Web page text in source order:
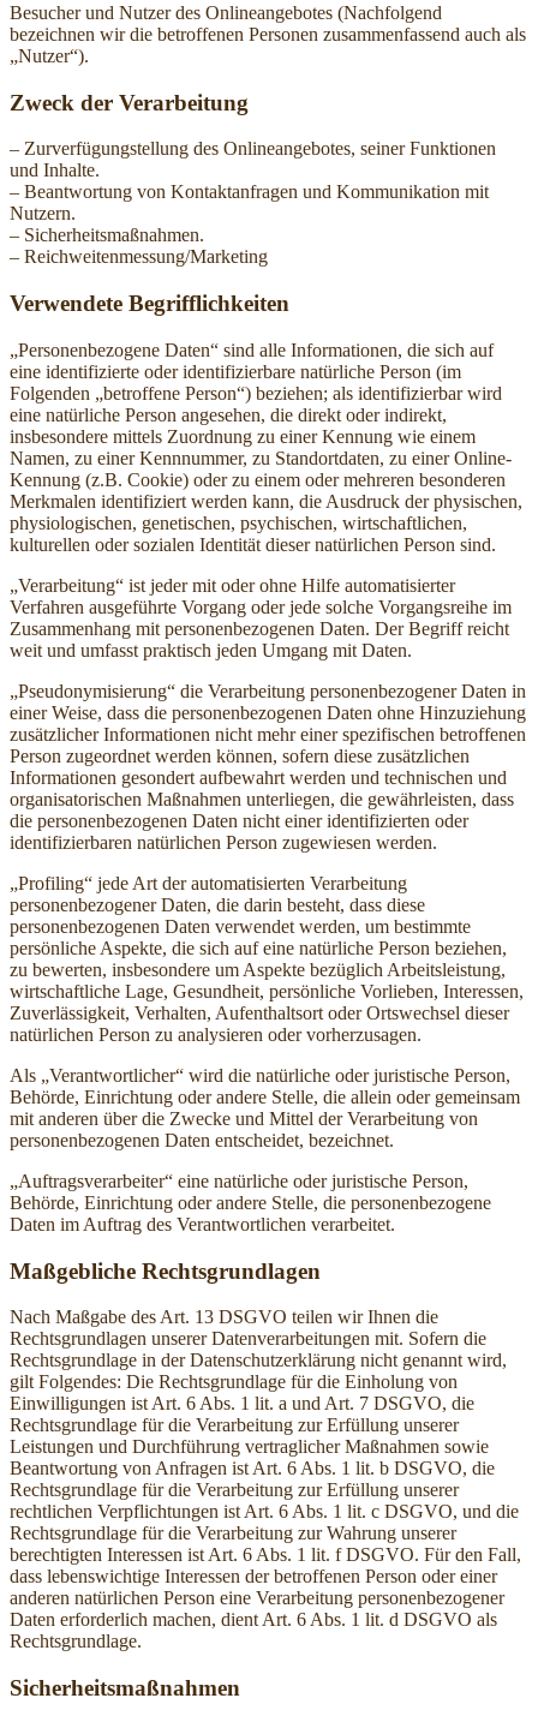
Besucher und Nutzer des Onlineangebotes (Nachfolgend
bezeichnen wir die betroffenen Personen zusammenfassend auch als
„Nutzer“).
Zweck der Verarbeitung
– Zurverfügungstellung des Onlineangebotes, seiner Funktionen
und Inhalte.
– Beantwortung von Kontaktanfragen und Kommunikation mit
Nutzern.
– Sicherheitsmaßnahmen.
– Reichweitenmessung/Marketing
Verwendete Begrifflichkeiten
„Personenbezogene Daten“ sind alle Informationen, die sich auf
eine identifizierte oder identifizierbare natürliche Person (im
Folgenden „betroffene Person“) beziehen; als identifizierbar wird
eine natürliche Person angesehen, die direkt oder indirekt,
insbesondere mittels Zuordnung zu einer Kennung wie einem
Namen, zu einer Kennnummer, zu Standortdaten, zu einer Online-
Kennung (z.B. Cookie) oder zu einem oder mehreren besonderen
Merkmalen identifiziert werden kann, die Ausdruck der physischen,
physiologischen, genetischen, psychischen, wirtschaftlichen,
kulturellen oder sozialen Identität dieser natürlichen Person sind.
„Verarbeitung“ ist jeder mit oder ohne Hilfe automatisierter
Verfahren ausgeführte Vorgang oder jede solche Vorgangsreihe im
Zusammenhang mit personenbezogenen Daten. Der Begriff reicht
weit und umfasst praktisch jeden Umgang mit Daten.
„Pseudonymisierung“ die Verarbeitung personenbezogener Daten in
einer Weise, dass die personenbezogenen Daten ohne Hinzuziehung
zusätzlicher Informationen nicht mehr einer spezifischen betroffenen
Person zugeordnet werden können, sofern diese zusätzlichen
Informationen gesondert aufbewahrt werden und technischen und
organisatorischen Maßnahmen unterliegen, die gewährleisten, dass
die personenbezogenen Daten nicht einer identifizierten oder
identifizierbaren natürlichen Person zugewiesen werden.
„Profiling“ jede Art der automatisierten Verarbeitung
personenbezogener Daten, die darin besteht, dass diese
personenbezogenen Daten verwendet werden, um bestimmte
persönliche Aspekte, die sich auf eine natürliche Person beziehen,
zu bewerten, insbesondere um Aspekte bezüglich Arbeitsleistung,
wirtschaftliche Lage, Gesundheit, persönliche Vorlieben, Interessen,
Zuverlässigkeit, Verhalten, Aufenthaltsort oder Ortswechsel dieser
natürlichen Person zu analysieren oder vorherzusagen.
Als „Verantwortlicher“ wird die natürliche oder juristische Person,
Behörde, Einrichtung oder andere Stelle, die allein oder gemeinsam
mit anderen über die Zwecke und Mittel der Verarbeitung von
personenbezogenen Daten entscheidet, bezeichnet.
„Auftragsverarbeiter“ eine natürliche oder juristische Person,
Behörde, Einrichtung oder andere Stelle, die personenbezogene
Daten im Auftrag des Verantwortlichen verarbeitet.
Maßgebliche Rechtsgrundlagen
Nach Maßgabe des Art. 13 DSGVO teilen wir Ihnen die
Rechtsgrundlagen unserer Datenverarbeitungen mit. Sofern die
Rechtsgrundlage in der Datenschutzerklärung nicht genannt wird,
gilt Folgendes: Die Rechtsgrundlage für die Einholung von
Einwilligungen ist Art. 6 Abs. 1 lit. a und Art. 7 DSGVO, die
Rechtsgrundlage für die Verarbeitung zur Erfüllung unserer
Leistungen und Durchführung vertraglicher Maßnahmen sowie
Beantwortung von Anfragen ist Art. 6 Abs. 1 lit. b DSGVO, die
Rechtsgrundlage für die Verarbeitung zur Erfüllung unserer
rechtlichen Verpflichtungen ist Art. 6 Abs. 1 lit. c DSGVO, und die
Rechtsgrundlage für die Verarbeitung zur Wahrung unserer
berechtigten Interessen ist Art. 6 Abs. 1 lit. f DSGVO. Für den Fall,
dass lebenswichtige Interessen der betroffenen Person oder einer
anderen natürlichen Person eine Verarbeitung personenbezogener
Daten erforderlich machen, dient Art. 6 Abs. 1 lit. d DSGVO als
Rechtsgrundlage.
Sicherheitsmaßnahmen